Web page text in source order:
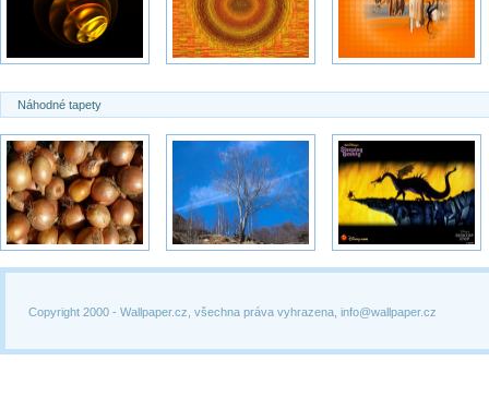
Náhodné tapety
Copyright 2000 - Wallpaper.cz, všechna práva vyhrazena, info@wallpaper.cz